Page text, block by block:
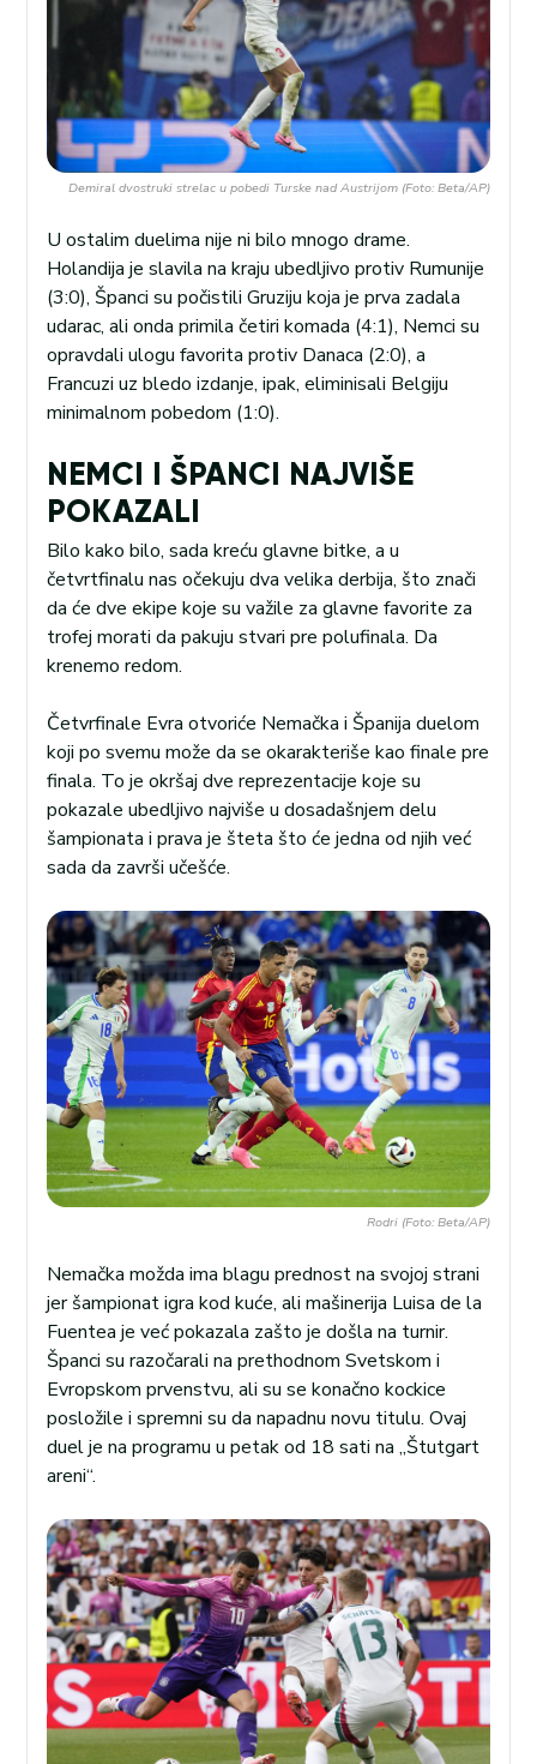
Demiral dvostruki strelac u pobedi Turske nad Austrijom (Foto: Beta/AP)
U ostalim duelima nije ni bilo mnogo drame.
Holandija je slavila na kraju ubedljivo protiv Rumunije
(3:0), Španci su počistili Gruziju koja je prva zadala
udarac, ali onda primila četiri komada (4:1), Nemci su
opravdali ulogu favorita protiv Danaca (2:0), a
Francuzi uz bledo izdanje, ipak, eliminisali Belgiju
minimalnom pobedom (1:0).
NEMCI I ŠPANCI NAJVIŠE
POKAZALI
Bilo kako bilo, sada kreću glavne bitke, a u
četvrtfinalu nas očekuju dva velika derbija, što znači
da će dve ekipe koje su važile za glavne favorite za
trofej morati da pakuju stvari pre polufinala. Da
krenemo redom.
Četvrfinale Evra otvoriće Nemačka i Španija duelom
koji po svemu može da se okarakteriše kao finale pre
finala. To je okršaj dve reprezentacije koje su
pokazale ubedljivo najviše u dosadašnjem delu
šampionata i prava je šteta što će jedna od njih već
sada da završi učešće.
Rodri (Foto: Beta/AP)
Nemačka možda ima blagu prednost na svojoj strani
jer šampionat igra kod kuće, ali mašinerija Luisa de la
Fuentea je već pokazala zašto je došla na turnir.
Španci su razočarali na prethodnom Svetskom i
Evropskom prvenstvu, ali su se konačno kockice
posložile i spremni su da napadnu novu titulu. Ovaj
duel je na programu u petak od 18 sati na „Štutgart
areni“.